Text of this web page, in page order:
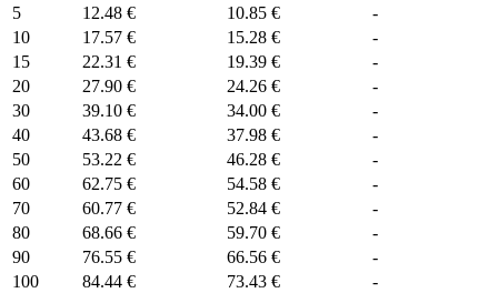
5
12.48 € 10.85 €
-
10
17.57 € 15.28 €
-
15
22.31 € 19.39 €
-
20
27.90 € 24.26 €
-
30
39.10 € 34.00 €
-
40
43.68 € 37.98 €
-
50
53.22 € 46.28 €
-
60
62.75 € 54.58 €
-
70
60.77 € 52.84 €
-
80
68.66 € 59.70 €
-
90
76.55 € 66.56 €
-
100
84.44 € 73.43 €
-